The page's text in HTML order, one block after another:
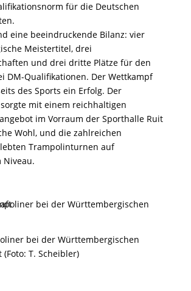
für die Deutschen
eine beeindruckende Bilanz: vier
Meistertitel, drei
und drei dritte Plätze für den
DM-Qualifikationen. Der Wettkampf
des Sports ein Erfolg. Der
mit einem reichhaltigen
im Vorraum der Sporthalle Ruit
Wohl, und die zahlreichen
Trampolinturnen auf
Niveau.
bei der Württembergischen
T. Scheibler)